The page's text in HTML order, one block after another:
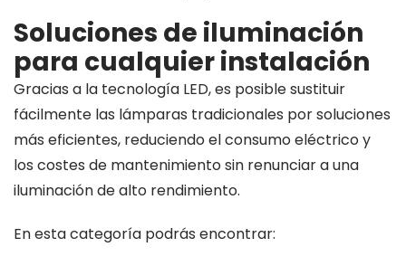
producto
Soluciones de iluminación
para cualquier instalación
Gracias a la tecnología LED, es posible sustituir
fácilmente las lámparas tradicionales por soluciones
más eficientes, reduciendo el consumo eléctrico y
los costes de mantenimiento sin renunciar a una
iluminación de alto rendimiento.
En esta categoría podrás encontrar: